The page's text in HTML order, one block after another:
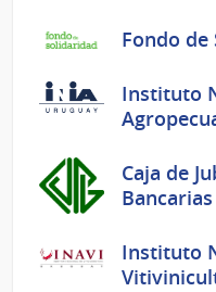
Fondo de
Instituto
Caja de
Bancarias
Instituto